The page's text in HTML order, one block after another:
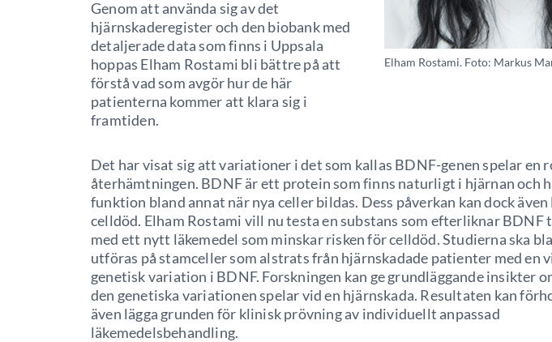
Elham Rostami. Foto: Markus
Genom att använda sig av det
hjärnskaderegister och den biobank med
detaljerade data som finns i Uppsala
hoppas Elham Rostami bli bättre på att
förstå vad som avgör hur de här
patienterna kommer att klara sig i
framtiden.
Det har visat sig att variationer i det som kallas BDNF-genen spelar en
återhämtningen. BDNF är ett protein som finns naturligt i hjärnan och
funktion bland annat när nya celler bildas. Dess påverkan kan dock
celldöd. Elham Rostami vill nu testa en substans som efterliknar BDNF
med ett nytt läkemedel som minskar risken för celldöd. Studierna ska
utföras på stamceller som alstrats från hjärnskadade patienter med en
genetisk variation i BDNF. Forskningen kan ge grundläggande insikter
den genetiska variationen spelar vid en hjärnskada. Resultaten kan
även lägga grunden för klinisk prövning av individuellt anpassad
läkemedelsbehandling.